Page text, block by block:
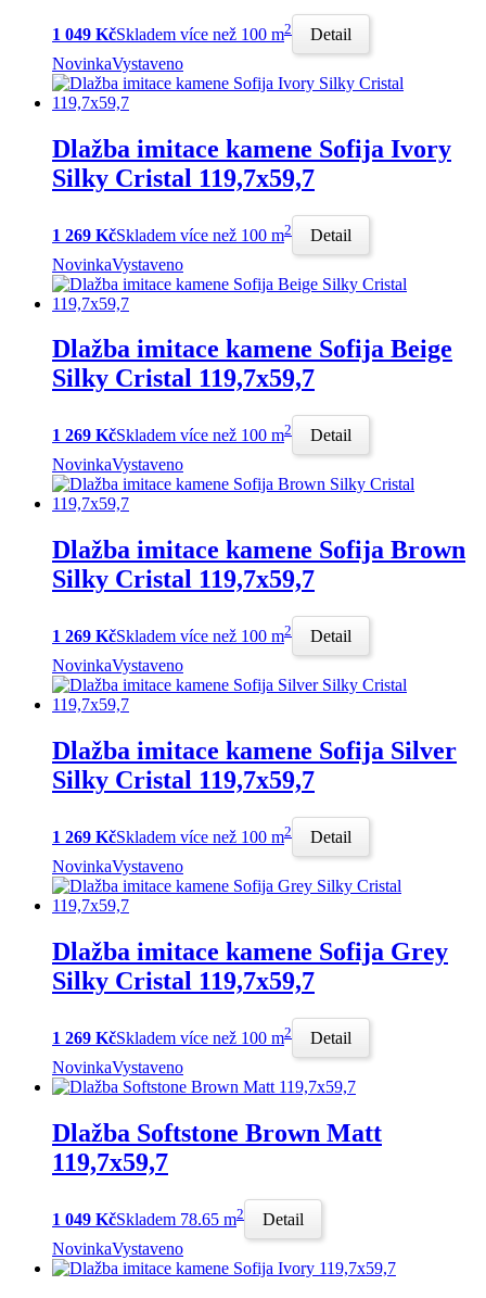
1 049 KčSkladem více než 100 m2
Detail
NovinkaVystaveno
Dlažba imitace kamene Sofija Ivory
Silky Cristal 119,7x59,7
1 269 KčSkladem více než 100 m2
Detail
NovinkaVystaveno
Dlažba imitace kamene Sofija Beige
Silky Cristal 119,7x59,7
1 269 KčSkladem více než 100 m2
Detail
NovinkaVystaveno
Dlažba imitace kamene Sofija Brown
Silky Cristal 119,7x59,7
1 269 KčSkladem více než 100 m2
Detail
NovinkaVystaveno
Dlažba imitace kamene Sofija Silver
Silky Cristal 119,7x59,7
1 269 KčSkladem více než 100 m2
Detail
NovinkaVystaveno
Dlažba imitace kamene Sofija Grey
Silky Cristal 119,7x59,7
1 269 KčSkladem více než 100 m2
Detail
NovinkaVystaveno
Dlažba Softstone Brown Matt
119,7x59,7
1 049 KčSkladem 78.65 m2
Detail
NovinkaVystaveno